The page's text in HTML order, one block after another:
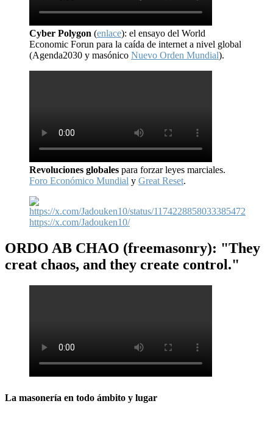
Cyber Polygon (enlace): el ensayo del World
Economic Forun para la caída de internet a nivel global
(Agenda2030 y masónico Nuevo Orden Mundial).
Revoluciones globales para forzar leyes marciales.
Foro Económico Mundial y Great Reset.
https://x.com/Jadouken10/
ORDO AB CHAO (freemasonry): "They
creat chaos, and they create control."
La masonería en todo ámbito y lugar